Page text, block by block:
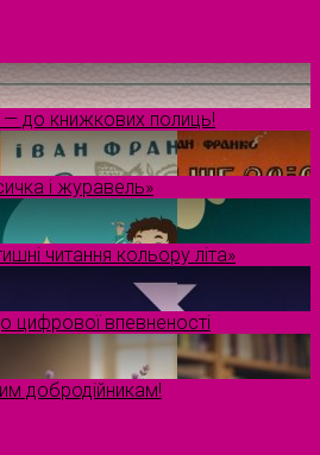
до книжкових полиць!
і журавель»
читання кольору літа»
цифрової впевненості
добродійникам!